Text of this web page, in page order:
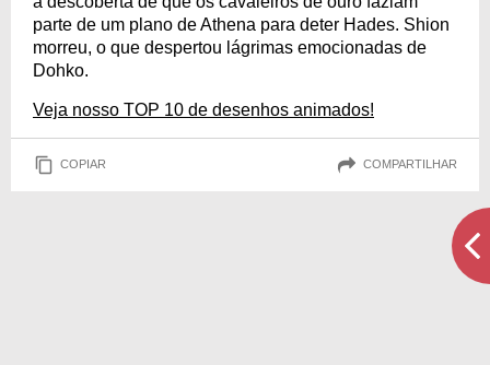
parte de um plano de Athena para deter Hades. Shion
morreu, o que despertou lágrimas emocionadas de
Dohko.
Veja nosso TOP 10 de desenhos animados!
COPIAR COMPARTILHAR